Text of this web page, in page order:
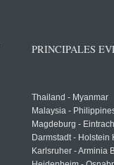
PRINCIPALES
Thailand - Myanmar
Malaysia -
Magdeburg -
Darmstadt - Holstein
Karlsruher - Arminia